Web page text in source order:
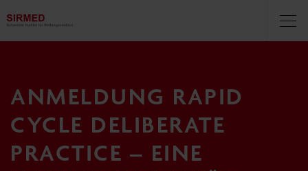
Navigationsbereich
ANMELDUNG RAPID
CYCLE DELIBERATE
PRACTICE – EINE